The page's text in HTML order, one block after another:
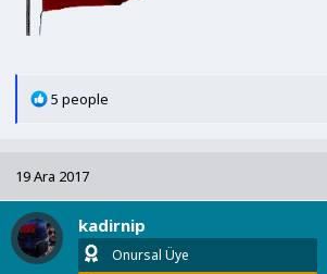
T
i
l
e
r
5 people
19 Ara 2017
kadirnip
Onursal Üye